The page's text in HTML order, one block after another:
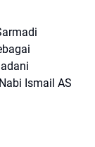
Ismail AS